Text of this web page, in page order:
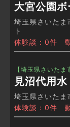
大宮公園
埼玉県さいたま
ト
体験談：0件
【埼玉県さいたま
見沼代用水
埼玉県さいたま
体験談：0件